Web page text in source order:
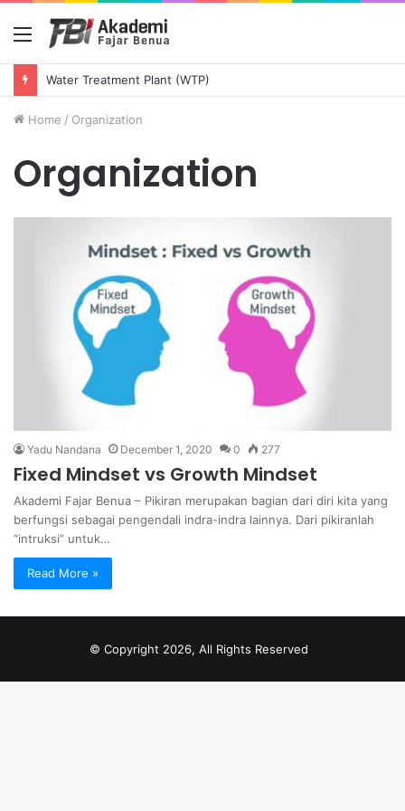
Menu
Water Treatment Plant (WTP)
Home / Organization
Organization
Yadu Nandana December 1, 2020 0 277
Fixed Mindset vs Growth Mindset
Akademi Fajar Benua – Pikiran merupakan bagian dari diri kita yang
berfungsi sebagai pengendali indra-indra lainnya. Dari pikiranlah
“intruksi” untuk…
Read More »
© Copyright 2026, All Rights Reserved